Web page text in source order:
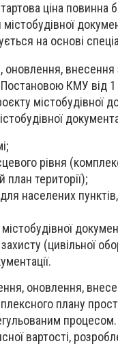
ціна повинна
на основі
внесення
Постановою КМУ від
містобудівної
рівня
план території);
населених
(цивільної
оновлення,
плану
вартості,